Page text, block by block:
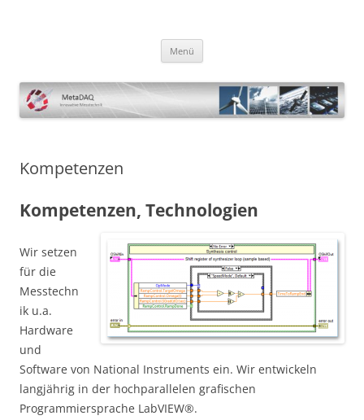
Menü
Kompetenzen
Kompetenzen, Technologien
Wir setzen
für die
Messtechn
ik u.a.
Hardware
und
Software von National Instruments ein. Wir entwickeln
langjährig in der hochparallelen grafischen
Programmiersprache LabVIEW®.